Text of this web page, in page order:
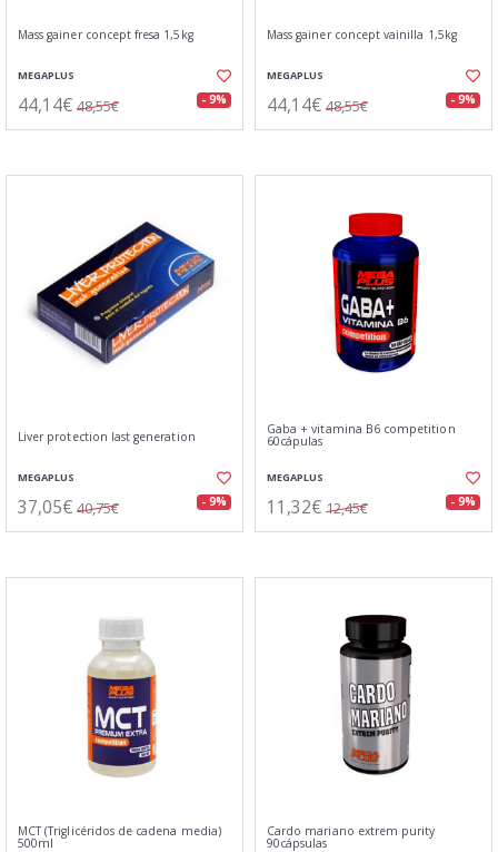
Mass gainer concept fresa 1,5kg
MEGAPLUS
44,14€ 48,55€ - 9%
Mass gainer concept vainilla 1,5kg
MEGAPLUS
44,14€ 48,55€ - 9%
Liver protection last generation
MEGAPLUS
37,05€ 40,75€ - 9%
Gaba + vitamina B6 competition
60cápulas
MEGAPLUS
11,32€ 12,45€ - 9%
MCT (Triglicéridos de cadena media)
500ml
Cardo mariano extrem purity
90cápsulas